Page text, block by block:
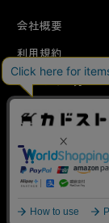
会社概要
利用規約
はじめての方へ
当サイトでは利
ラフィックの分
サイトの閲覧を
のといたします。
詳細については